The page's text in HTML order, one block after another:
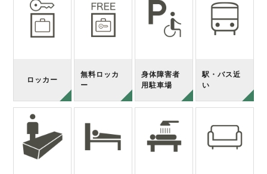
ロッカー
無料ロッカ
ー
身体障害者
用駐車場
駅・バス近
い